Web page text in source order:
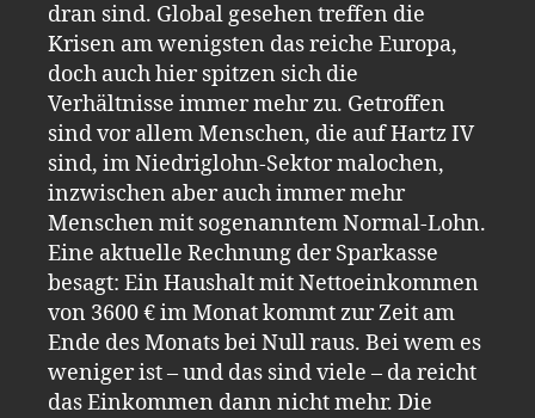
dran sind. Global gesehen treffen die
Krisen am wenigsten das reiche Europa,
doch auch hier spitzen sich die
Verhältnisse immer mehr zu. Getroffen
sind vor allem Menschen, die auf Hartz IV
sind, im Niedriglohn-Sektor malochen,
inzwischen aber auch immer mehr
Menschen mit sogenanntem Normal-Lohn.
Eine aktuelle Rechnung der Sparkasse
besagt: Ein Haushalt mit Nettoeinkommen
von 3600 € im Monat kommt zur Zeit am
Ende des Monats bei Null raus. Bei wem es
weniger ist – und das sind viele – da reicht
das Einkommen dann nicht mehr. Die